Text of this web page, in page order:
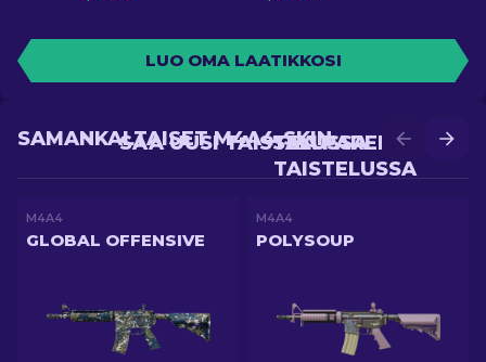
LUO OMA LAATIKKOSI
SAA PAREMPI
TAISTELUSSA
SAA UUSI TAISTELUSSA
SAMANKALTAISET M4A4-SKIN
M4A4
GLOBAL OFFENSIVE
M4A4
POLYSOUP